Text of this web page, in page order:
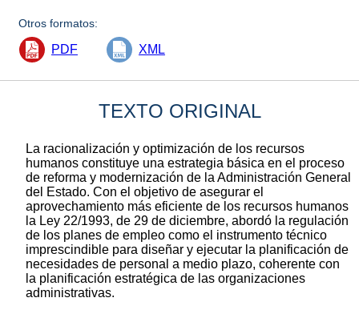
Otros formatos:
PDF XML
TEXTO ORIGINAL
La racionalización y optimización de los recursos
humanos constituye una estrategia básica en el proceso
de reforma y modernización de la Administración General
del Estado. Con el objetivo de asegurar el
aprovechamiento más eficiente de los recursos humanos
la Ley 22/1993, de 29 de diciembre, abordó la regulación
de los planes de empleo como el instrumento técnico
imprescindible para diseñar y ejecutar la planificación de
necesidades de personal a medio plazo, coherente con
la planificación estratégica de las organizaciones
administrativas.